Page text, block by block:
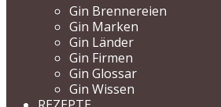
Gin Brennereien
Gin Marken
Gin Länder
Gin Firmen
Gin Glossar
Gin Wissen